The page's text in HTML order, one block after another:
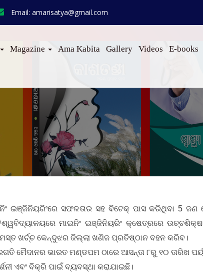
Email: amarisatya@gmail.com
Magazine Ama Kabita Gallery Videos E-books
ଇଞ୍ଜିନିୟରିଂରେ ସଫଳତାର ସହ ବିଟେକ୍ ପାସ କରିଥିବା 5 ଜଣ
ମାଇନିଂ ଇଞ୍ଜିନିୟରିଂ କ୍ଷେତ୍ରରେ
ଖର୍ଚ୍ଚ କେନ୍ଦୁଝର ଜିଲ୍ଲା ଖଣିଜ ପ୍ରତିଷ୍ଠାନ ବହନ କରିବ।
ମୈଦାନର ଭାରତ ମଣ୍ଡପମ ଠାରେ ଆସନ୍ତା ୮ରୁ ୧୦ ତାରିଖ
ଏବଂ ବିକ୍ରି ପାଇଁ ବ୍ୟବସ୍ଥା କରାଯାଇଛି।